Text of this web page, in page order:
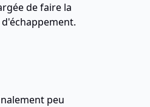
de faire la
peu